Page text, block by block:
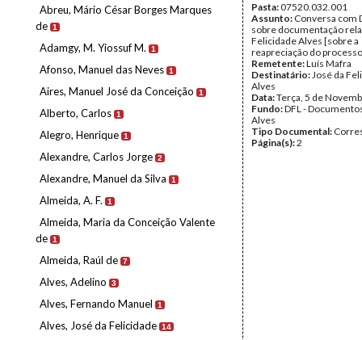
Abreu, Mário César Borges Marques
de 1
Adamgy, M. Yiossuf M. 1
Afonso, Manuel das Neves 1
Aires, Manuel José da Conceição 1
Alberto, Carlos 1
Alegro, Henrique 1
Alexandre, Carlos Jorge 2
Alexandre, Manuel da Silva 1
Almeida, A. F. 1
Almeida, Maria da Conceição Valente
de 1
Almeida, Raúl de 7
Alves, Adelino 3
Alves, Fernando Manuel 1
Alves, José da Felicidade 14
Pasta:07520.032.001
Assunto: Conversa com
sobre documentação
Felicidade Alves [sobre a
reapreciação do
Remetente:Luís Mafra
Destinatário:José da
Alves
Data:Terça, 5 de
Fundo:DFL -
Alves
Tipo Documental:
Página(s):2